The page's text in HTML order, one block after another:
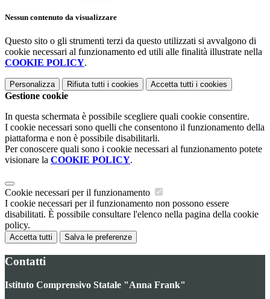
Nessun contenuto da visualizzare
Questo sito o gli strumenti terzi da questo utilizzati si avvalgono di
cookie necessari al funzionamento ed utili alle finalità illustrate nella
COOKIE POLICY.
Personalizza Rifiuta tutti i cookies Accetta tutti i cookies
Gestione cookie
In questa schermata è possibile scegliere quali cookie consentire.
I cookie necessari sono quelli che consentono il funzionamento della
piattaforma e non è possibile disabilitarli.
Per conoscere quali sono i cookie necessari al funzionamento potete
visionare la COOKIE POLICY.
Cookie necessari per il funzionamento
I cookie necessari per il funzionamento non possono essere
disabilitati. È possibile consultare l'elenco nella pagina della cookie
policy.
Accetta tutti Salva le preferenze
Contatti
Istituto Comprensivo Statale "Anna Frank"